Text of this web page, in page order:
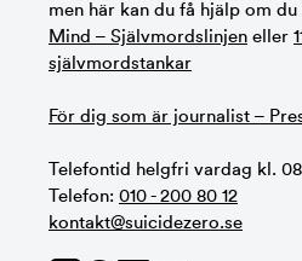
men här kan du få hjälp om
Mind – Självmordslinjen eller
självmordstankar
För dig som är journalist –
Telefontid helgfri vardag kl.
Telefon: 010 - 200 80 12
kontakt@suicidezero.se